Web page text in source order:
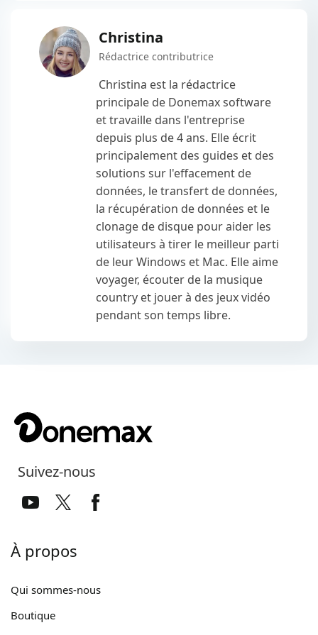
Christina
Rédactrice contributrice
Christina est la rédactrice
principale de Donemax software
et travaille dans l'entreprise
depuis plus de 4 ans. Elle écrit
principalement des guides et des
solutions sur l'effacement de
données, le transfert de données,
la récupération de données et le
clonage de disque pour aider les
utilisateurs à tirer le meilleur parti
de leur Windows et Mac. Elle aime
voyager, écouter de la musique
country et jouer à des jeux vidéo
pendant son temps libre.
Suivez-nous
À propos
Qui sommes-nous
Boutique